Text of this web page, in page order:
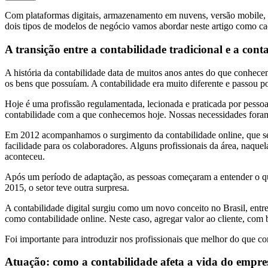
Com plataformas digitais, armazenamento em nuvens, versão
dois tipos de modelos de negócio vamos abordar neste artigo como
A transição entre a contabilidade tradicional e a
A história da contabilidade data de muitos anos antes do que
os bens que possuíam. A contabilidade era muito diferente e passou
Hoje é uma profissão regulamentada, lecionada e praticada por
contabilidade com a que conhecemos hoje. Nossas necessidades
Em 2012 acompanhamos o surgimento da contabilidade online, que
facilidade para os colaboradores. Alguns profissionais da área,
aconteceu.
Após um período de adaptação, as pessoas começaram a entender
2015, o setor teve outra surpresa.
A contabilidade digital surgiu como um novo conceito no Brasil,
como contabilidade online. Neste caso, agregar valor ao cliente,
Foi importante para introduzir nos profissionais que melhor do que
Atuação: como a contabilidade afeta a vida do